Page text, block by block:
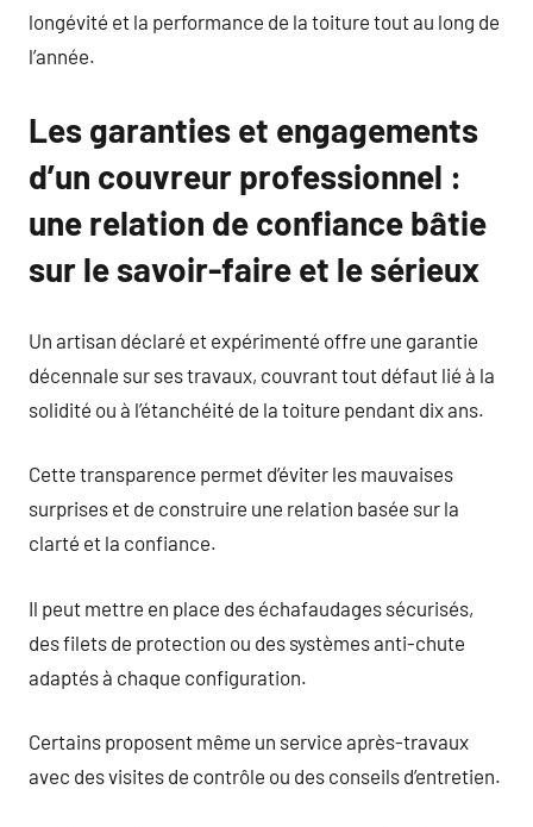
longévité et la performance de la toiture tout au long de
l’année.
Les garanties et engagements
d’un couvreur professionnel :
une relation de confiance bâtie
sur le savoir-faire et le sérieux
Un artisan déclaré et expérimenté offre une garantie
décennale sur ses travaux, couvrant tout défaut lié à la
solidité ou à l’étanchéité de la toiture pendant dix ans.
Cette transparence permet d’éviter les mauvaises
surprises et de construire une relation basée sur la
clarté et la confiance.
Il peut mettre en place des échafaudages sécurisés,
des filets de protection ou des systèmes anti-chute
adaptés à chaque configuration.
Certains proposent même un service après-travaux
avec des visites de contrôle ou des conseils d’entretien.